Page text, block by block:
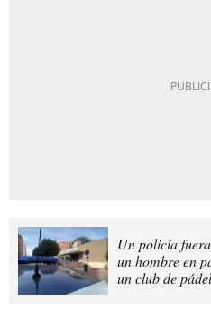
Un policía
un hombre en
un club de pádel